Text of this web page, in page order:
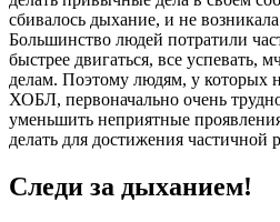
сбивалось дыхание, и не
Большинство людей потратили
быстрее двигаться, все успевать,
делам. Поэтому людям, у которых
ХОБЛ, первоначально очень
уменьшить неприятные
делать для достижения
Следи за дыханием!